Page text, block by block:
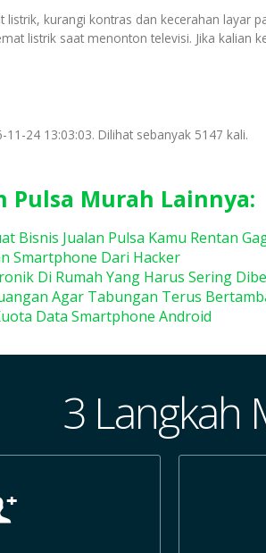
listrik, kurangi kontras dan kecerahan layar
listrik saat menonton televisi. Jika
24 13:03:03. Dilihat sebanyak 5147 kali.
Pulsa Murah Lainnya:
Bisnis Jualan Pulsa Kamu Rentan
Smartphone Dari Hacker
Di Rumah Yang Harus Sering
Agar Tabungan Terus
Data Smartphone Android
3 Langkah